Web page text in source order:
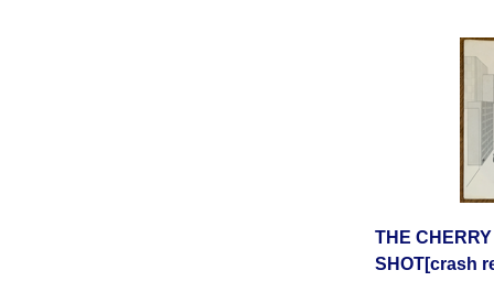
THE
SHOT[crash